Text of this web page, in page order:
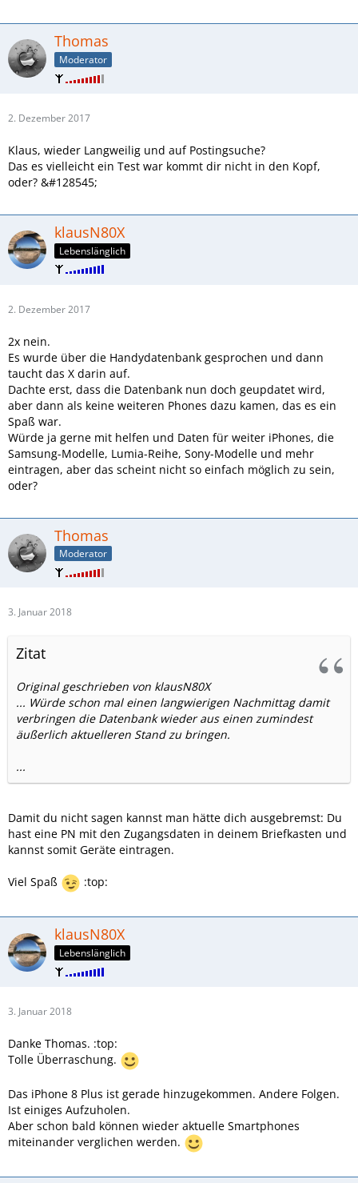
Thomas
Moderator
2. Dezember 2017
Klaus, wieder Langweilig und auf Postingsuche?
Das es vielleicht ein Test war kommt dir nicht in den Kopf,
oder? &#128545;
klausN80X
Lebenslänglich
2. Dezember 2017
2x nein.
Es wurde über die Handydatenbank gesprochen und dann
taucht das X darin auf.
Dachte erst, dass die Datenbank nun doch geupdatet wird,
aber dann als keine weiteren Phones dazu kamen, das es ein
Spaß war.
Würde ja gerne mit helfen und Daten für weiter iPhones, die
Samsung-Modelle, Lumia-Reihe, Sony-Modelle und mehr
eintragen, aber das scheint nicht so einfach möglich zu sein,
oder?
Thomas
Moderator
3. Januar 2018
Zitat
Original geschrieben von klausN80X
... Würde schon mal einen langwierigen Nachmittag damit
verbringen die Datenbank wieder aus einen zumindest
äußerlich aktuelleren Stand zu bringen.
...
Damit du nicht sagen kannst man hätte dich ausgebremst: Du
hast eine PN mit den Zugangsdaten in deinem Briefkasten und
kannst somit Geräte eintragen.
Viel Spaß :top:
klausN80X
Lebenslänglich
3. Januar 2018
Danke Thomas. :top:
Tolle Überraschung.
Das iPhone 8 Plus ist gerade hinzugekommen. Andere Folgen.
Ist einiges Aufzuholen.
Aber schon bald können wieder aktuelle Smartphones
miteinander verglichen werden.